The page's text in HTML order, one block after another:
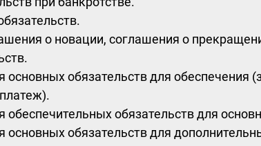
о новации, соглашения о
обязательств для обеспечения
обязательств для
обязательств для